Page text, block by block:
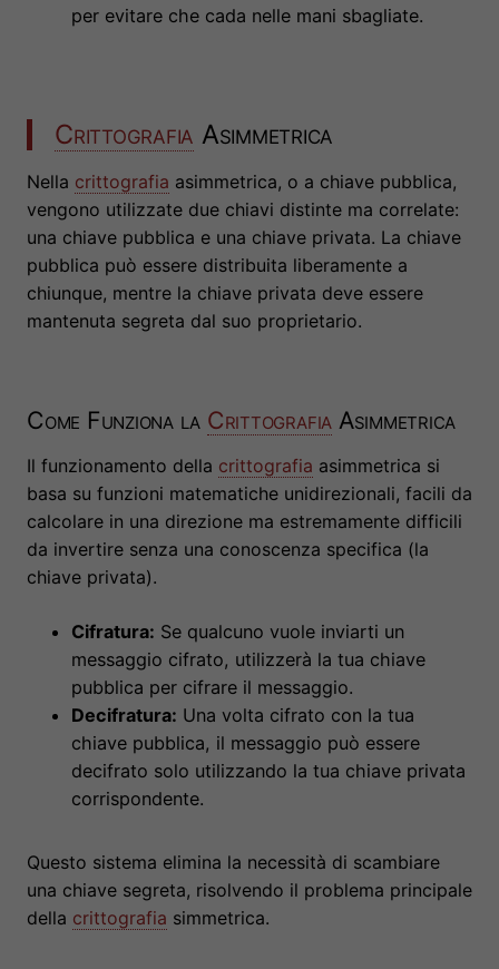
per evitare che cada nelle mani sbagliate.
Crittografia Asimmetrica
Nella crittografia asimmetrica, o a chiave pubblica,
vengono utilizzate due chiavi distinte ma correlate:
una chiave pubblica e una chiave privata. La chiave
pubblica può essere distribuita liberamente a
chiunque, mentre la chiave privata deve essere
mantenuta segreta dal suo proprietario.
Come Funziona la Crittografia Asimmetrica
Il funzionamento della crittografia asimmetrica si
basa su funzioni matematiche unidirezionali, facili da
calcolare in una direzione ma estremamente difficili
da invertire senza una conoscenza specifica (la
chiave privata).
Cifratura: Se qualcuno vuole inviarti un
messaggio cifrato, utilizzerà la tua chiave
pubblica per cifrare il messaggio.
Decifratura: Una volta cifrato con la tua
chiave pubblica, il messaggio può essere
decifrato solo utilizzando la tua chiave privata
corrispondente.
Questo sistema elimina la necessità di scambiare
una chiave segreta, risolvendo il problema principale
della crittografia simmetrica.